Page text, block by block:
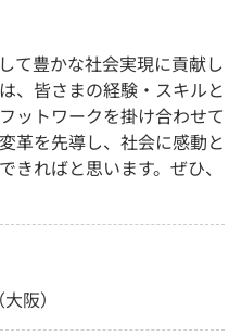
て豊かな社会実現に貢献し
、皆さまの経験・スキルと
ットワークを掛け合わせて
革を先導し、社会に感動と
きればと思います。ぜひ、
阪）